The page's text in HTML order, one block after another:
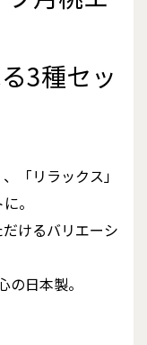
3種セッ
「リラックス」
。
けるバリエーシ
日本製。